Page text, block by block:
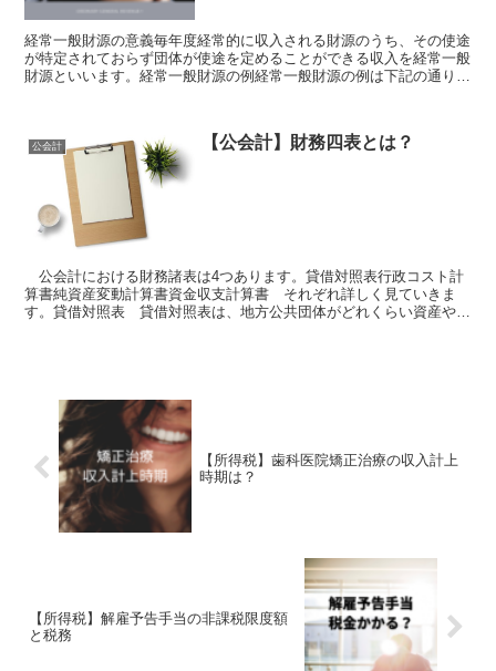
経常一般財源の意義毎年度経常的に収入される財源のうち、その使途
が特定されておらず団体が使途を定めることができる収入を経常一般
財源といいます。経常一般財源の例経常一般財源の例は下記の通り。
公会計 【公会計】財務四表とは？
公会計における財務諸表は4つあります。貸借対照表行政コスト計
算書純資産変動計算書資金収支計算書 それぞれ詳しく見ていきま
す。貸借対照表 貸借対照表は、地方公共団体がどれくらい資産や債
【所得税】歯科医院矯正治療の収入計上
時期は？
【所得税】解雇予告手当の非課税限度額
と税務